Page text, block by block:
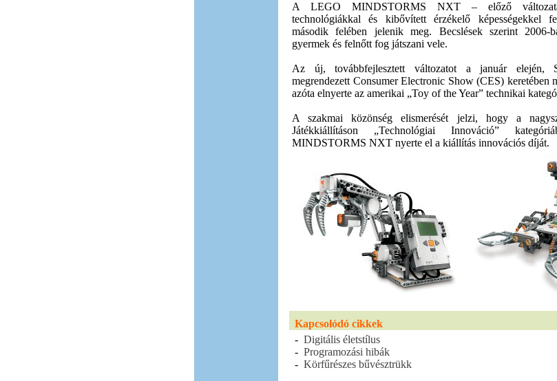
A LEGO MINDSTORMS NXT – előző
technológiákkal és kibővített érzékelő képességekkel
második felében jelenik meg. Becslések szerint 2006-
gyermek és felnőtt fog játszani vele.
Az új, továbbfejlesztett változatot a január elején,
megrendezett Consumer Electronic Show (CES) keretében
azóta elnyerte az amerikai „Toy of the Year” technikai
A szakmai közönség elismerését jelzi, hogy a
Játékkiállításon „Technológiai Innováció”
MINDSTORMS NXT nyerte el a kiállítás innovációs díját.
Kapcsolódó cikkek
- Digitális életstílus
- Programozási hibák
- Körfűrészes bűvésztrükk